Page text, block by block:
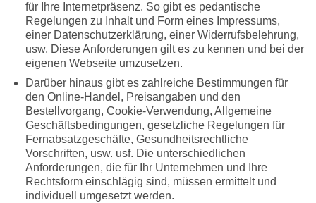
für Ihre Internetpräsenz. So gibt es pedantische
Regelungen zu Inhalt und Form eines Impressums,
einer Datenschutzerklärung, einer Widerrufsbelehrung,
usw. Diese Anforderungen gilt es zu kennen und bei der
eigenen Webseite umzusetzen.
Darüber hinaus gibt es zahlreiche Bestimmungen für
den Online-Handel, Preisangaben und den
Bestellvorgang, Cookie-Verwendung, Allgemeine
Geschäftsbedingungen, gesetzliche Regelungen für
Fernabsatzgeschäfte, Gesundheitsrechtliche
Vorschriften, usw. usf. Die unterschiedlichen
Anforderungen, die für Ihr Unternehmen und Ihre
Rechtsform einschlägig sind, müssen ermittelt und
individuell umgesetzt werden.